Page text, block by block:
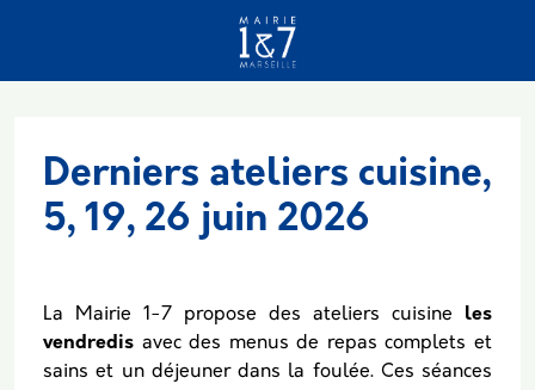
Derniers ateliers cuisine,
5, 19, 26 juin 2026
La Mairie 1-7 propose des ateliers cuisine les
vendredis avec des menus de repas complets et
sains et un déjeuner dans la foulée. Ces séances